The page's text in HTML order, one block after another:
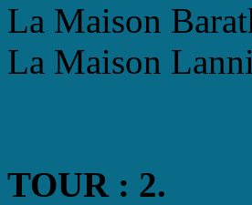
La Maison
La Maison
TOUR : 2.